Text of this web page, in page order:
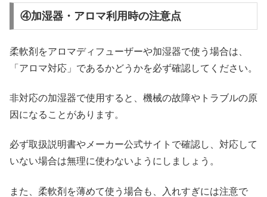
④加湿器・アロマ利用時の注意点
柔軟剤をアロマディフューザーや加湿器で使う場合は、
「アロマ対応」であるかどうかを必ず確認してください。
非対応の加湿器で使用すると、機械の故障やトラブルの原
因になることがあります。
必ず取扱説明書やメーカー公式サイトで確認し、対応して
いない場合は無理に使わないようにしましょう。
また、柔軟剤を薄めて使う場合も、入れすぎには注意で